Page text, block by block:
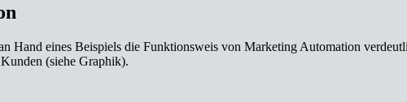
Hand eines Beispiels die Funktionsweis von Marketing Automation
(siehe Graphik).